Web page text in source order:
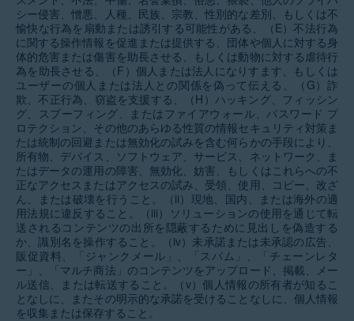
シー侵害、憎悪、人種、民族、宗教、性別的な差別、もしくは不
愉快な行為を扇動または誘引する可能性がある、（E）不法行為
に関する操作情報を促進または提供する、団体や個人に対する身
体的危害または傷害を助長させる、もしくは動物に対する虐待行
為を助長させる、（F）個人または法人になりすます、もしくは
ユーザーの個人または法人との関係を偽って伝える、（G）詐
欺、不正行為、窃盗を支援する、（H）ハッキング、フィッシン
グ、スプーフィング、またはファイアウォール、パスワード プ
ロテクション、その他のあらゆる性質の情報セキュリティ対策ま
たは統制の回避または無効化の試みを含む何らかの手段により、
所有物、デバイス、ソフトウェア、サービス、ネットワーク、ま
たはデータの運用の障害、無効化、妨害、もしくはこれらへの不
正なアクセスまたはアクセスの試み、受領、使用、コピー、改ざ
ん、または破壊を行うこと。（ii）現地、国内、または海外の適
用法規に違反すること。（iii）ソリューションの使用を通じて転
送されるコンテンツの出所を隠蔽するために見出しを偽造する
か、識別名を操作すること。（iv）未承諾または未承認の広告、
販促資料、「ジャンクメール」、「スパム」、「チェーンレタ
ー」、「マルチ商法」のコンテンツをアップロード、掲載、メー
ル送信、または転送すること。（v）個人情報の所有者が知るこ
となしに、またその明示的な承諾を受けることなしに、個人情報
を収集または保存すること。